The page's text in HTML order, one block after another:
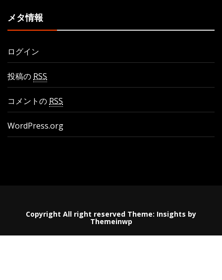
メタ情報
ログイン
投稿の RSS
コメントの RSS
WordPress.org
Copyright All right reserved Theme: Insights by
Themeinwp